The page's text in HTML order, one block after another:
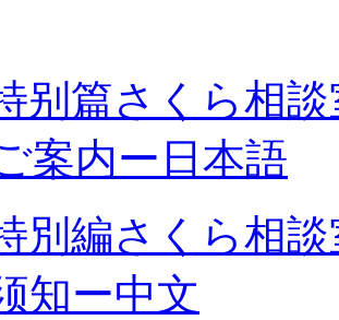
别篇さくら相
案内ー日本語
別編さくら相
知ー中文